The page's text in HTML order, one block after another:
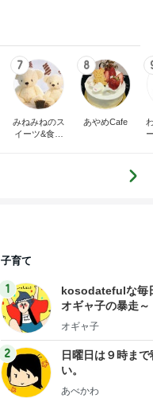
7
みねみねのス
イーツ&食パ
8
あやめCafe
子育て
1
kosodatefulな毎
オギャ子の暴走～
オギャ子
2
日曜日は９時まで
い。
あべかわ